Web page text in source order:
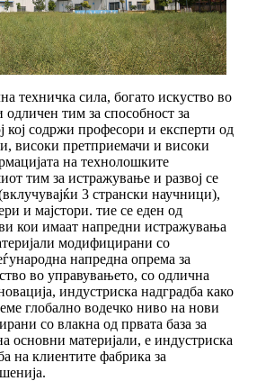
техничка сила, богато искуство во
одличен тим за способност за
кој содржи професори и експерти од
високи претприемачи и високи
на технолошките
тим за истражување и развој се
3 странски научници),
и мајстори. тие се еден од
кои имаат напредни истражувања
модифицирани со
напредна опрема за
во управувањето, со одлична
индустриска надградба како
глобално водечко ниво на нови
со влакна од првата база за
основни материјали, е индустриска
на клиентите фабрика за